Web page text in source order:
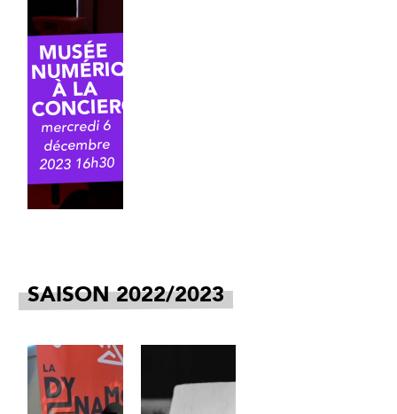
MUSÉE
NUMÉRIQUE
À LA
CONCIERGERIE
mercredi 6
décembre
2023 16h30
SAISON 2022/2023